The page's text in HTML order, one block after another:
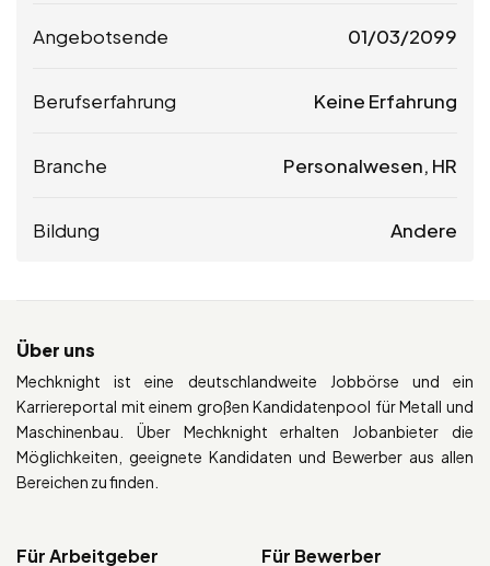
Angebotsende 01/03/2099
Berufserfahrung Keine Erfahrung
Branche Personalwesen, HR
Bildung Andere
Über uns
Mechknight ist eine deutschlandweite Jobbörse und ein
Karriereportal mit einem großen Kandidatenpool für Metall und
Maschinenbau. Über Mechknight erhalten Jobanbieter die
Möglichkeiten, geeignete Kandidaten und Bewerber aus allen
Bereichen zu finden.
Für Arbeitgeber Für Bewerber